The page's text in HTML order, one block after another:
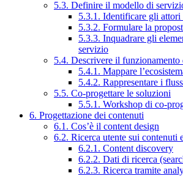
5.3. Definire il modello di
5.3.1. Identificare gli
5.3.2. Formulare la
5.3.3. Inquadrare gli
servizio
5.4. Descrivere il funzionamento
5.4.1. Mappare
5.4.2. Rappresentare i
5.5. Co-progettare le soluzioni
5.5.1. Workshop di co-
6. Progettazione dei contenuti
6.1. Cos’è il content design
6.2. Ricerca utente sui contenuti
6.2.1. Content discovery
6.2.2. Dati di ricerca
6.2.3. Ricerca tramite